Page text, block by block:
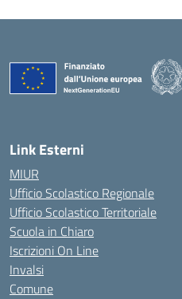
Link Esterni
MIUR
Ufficio Scolastico Regionale
Ufficio Scolastico Territoriale
Scuola in Chiaro
Iscrizioni On Line
Invalsi
Comune